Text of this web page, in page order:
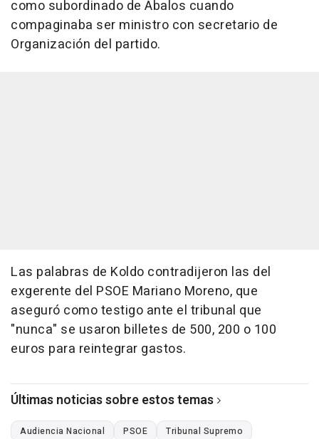
como subordinado de Ábalos cuando
compaginaba ser ministro con secretario de
Organización del partido.
Las palabras de Koldo contradijeron las del
exgerente del PSOE Mariano Moreno, que
aseguró como testigo ante el tribunal que
"nunca" se usaron billetes de 500, 200 o 100
euros para reintegrar gastos.
Últimas noticias sobre estos temas
Audiencia Nacional PSOE
Tribunal Supremo